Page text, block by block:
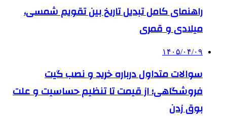
راهنمای کامل تبدیل تاریخ بین تقویم شمسی،
میلادی و قمری
۱۴۰۵/۰۴/۰۹
سوالات متداول درباره خرید و نصب گیت
فروشگاهی؛ از قیمت تا تنظیم حساسیت و علت
بوق زدن